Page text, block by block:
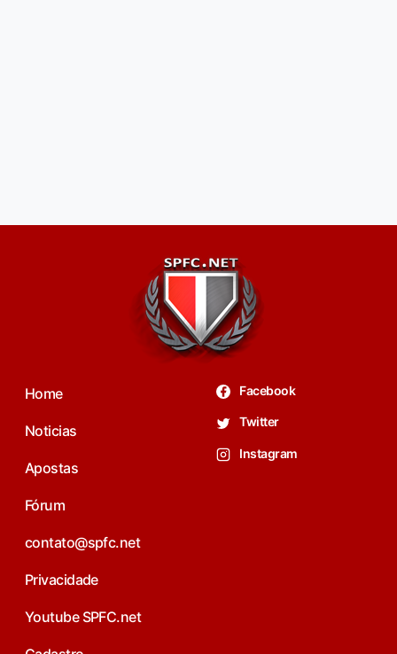
Home
Noticias
Apostas
Fórum
contato@spfc.net
Privacidade
Youtube SPFC.net
Facebook
Twitter
Instagram